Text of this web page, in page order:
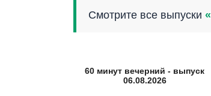
Смотрите все выпуски
60 минут вечерний - выпуск
06.08.2026